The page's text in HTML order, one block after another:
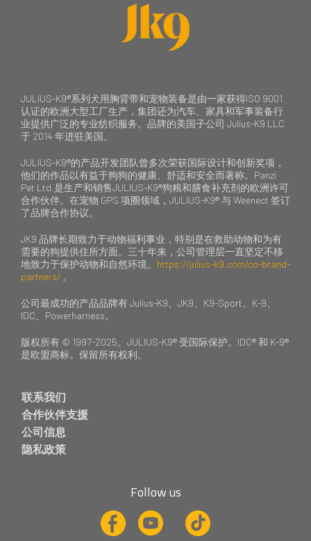
JULIUS-K9®系列犬用胸背带和宠物装备是由一家获得ISO 9001
认证的欧洲大型工厂生产，集团还为汽车、家具和军事装备行
业提供广泛的专业纺织服务。品牌的美国子公司 Julius-K9 LLC
于 2014 年进驻美国。
JULIUS-K9®的产品开发团队曾多次荣获国际设计和创新奖项，
他们的作品以有益于狗狗的健康、舒适和安全而著称。Panzi
Pet Ltd.是生产和销售JULIUS-K9®狗粮和膳食补充剂的欧洲许可
合作伙伴。在宠物 GPS 项圈领域，JULIUS-K9® 与 Weenect 签订
了品牌合作协议。
JK9 品牌长期致力于动物福利事业，特别是在救助动物和为有
需要的狗提供住所方面。三十年来，公司管理层一直坚定不移
地致力于保护动物和自然环境。 https://julius-k9.com/co-brand-
partners/ 。
公司最成功的产品品牌有 Julius-K9、JK9、K9-Sport、K-9、
IDC、Powerharness。
版权所有 © 1997-2025。JULIUS-K9® 受国际保护。IDC® 和 K-9®
是欧盟商标。保留所有权利。
联系我们
合作伙伴支援
公司信息
隐私政策
Follow us